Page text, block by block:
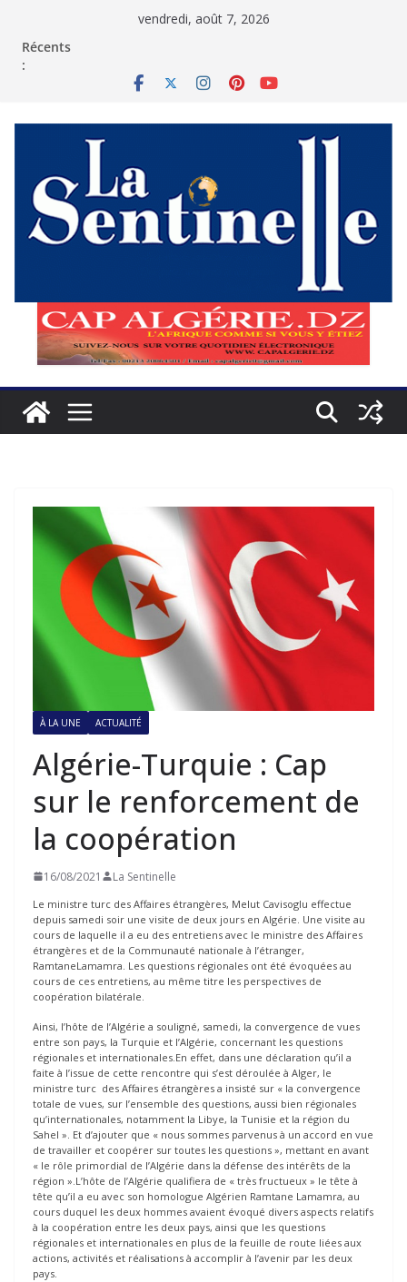
vendredi, août 7, 2026
Récents
:
À LA UNE ACTUALITÉ
Algérie-Turquie : Cap
sur le renforcement de
la coopération
16/08/2021 La Sentinelle
Le ministre turc des Affaires étrangères, Melut Cavisoglu effectue
depuis samedi soir une visite de deux jours en Algérie. Une visite au
cours de laquelle il a eu des entretiens avec le ministre des Affaires
étrangères et de la Communauté nationale à l’étranger,
RamtaneLamamra. Les questions régionales ont été évoquées au
cours de ces entretiens, au même titre les perspectives de
coopération bilatérale.
Ainsi, l’hôte de l’Algérie a souligné, samedi, la convergence de vues
entre son pays, la Turquie et l’Algérie, concernant les questions
régionales et internationales.En effet, dans une déclaration qu’il a
faite à l’issue de cette rencontre qui s’est déroulée à Alger, le
ministre turc des Affaires étrangères a insisté sur « la convergence
totale de vues, sur l’ensemble des questions, aussi bien régionales
qu’internationales, notamment la Libye, la Tunisie et la région du
Sahel ». Et d’ajouter que « nous sommes parvenus à un accord en vue
de travailler et coopérer sur toutes les questions », mettant en avant
« le rôle primordial de l’Algérie dans la défense des intérêts de la
région ».L’hôte de l’Algérie qualifiera de « très fructueux » le tête à
tête qu’il a eu avec son homologue Algérien Ramtane Lamamra, au
cours duquel les deux hommes avaient évoqué divers aspects relatifs
à la coopération entre les deux pays, ainsi que les questions
régionales et internationales en plus de la feuille de route liées aux
actions, activités et réalisations à accomplir à l’avenir par les deux
pays.